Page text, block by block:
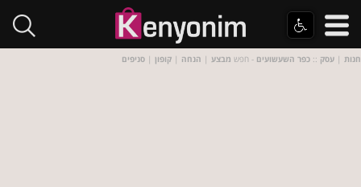
חנות | עסק :: כפר השעשועים - חפש מבצע | הנחה | קופון | סניפים